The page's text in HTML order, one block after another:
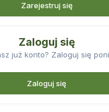
Zarejestruj się
Zaloguj się
już konto? Zaloguj się
Zaloguj się